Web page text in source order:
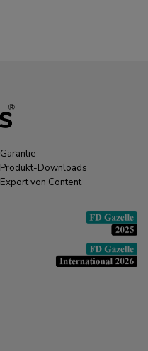
Garantie
Produkt-Downloads
Export von Content